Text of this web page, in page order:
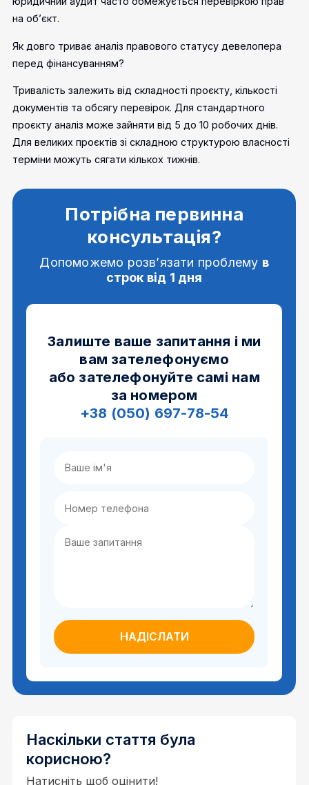
на об’єкт.
Як довго триває аналіз правового статусу девелопера
перед фінансуванням?
Тривалість залежить від складності проєкту, кількості
документів та обсягу перевірок. Для стандартного
проєкту аналіз може зайняти від 5 до 10 робочих днів.
Для великих проєктів зі складною структурою власності
терміни можуть сягати кількох тижнів.
Потрібна первинна
консультація?
Допоможемо розв’язати проблему в
строк від 1 дня
Залиште ваше запитання і ми
вам зателефонуємо
або зателефонуйте самі нам
за номером
+38 (050) 697-78-54
Наскільки стаття була
корисною?
Натисніть щоб оцінити!